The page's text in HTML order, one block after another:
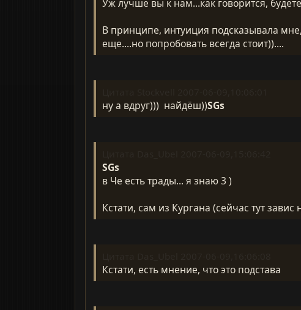
Уж лучше вы к нам...как говорится,
В принципе, интуиция подсказывала
еще....но попробовать всегда стоит))....
ну а вдруг))) найдёш))SGs
SGs
в Че есть трады... я знаю 3 )
Кстати, сам из Кургана (сейчас тут
Кстати, есть мнение, что это подстава